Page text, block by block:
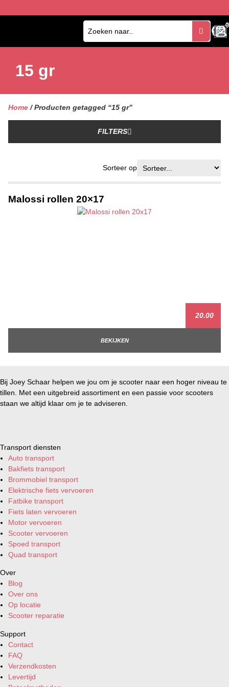
0
0
15 gr
Home / Producten getagged “15 gr”
FILTERS
Sorteer op
Malossi rollen 20×17
20.00
BEKIJKEN
Bij Joey Schaar helpen we jou om je scooter naar een hoger niveau te
tillen. Met een uitgebreid assortiment en een passie voor scooters
staan we altijd klaar om je te adviseren.
Transport diensten
Auto transport
Bakfiets transport
Brommobiel transport
Elektrische fiets vervoeren
Fatbike transport
Fiets laten vervoeren
Motor vervoeren
Scooter vervoeren
Spoed transport
Quad transport
Over
Blog
Over ons
Op locatie
Scooter reparatie
Support
Contact
FAQ
Verzendkosten
Levertijd